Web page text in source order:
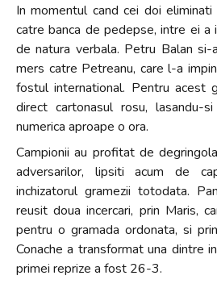
In momentul cand cei doi
catre banca de pedepse, intre ei a
de natura verbala. Petru Balan
mers catre Petreanu, care l-a
fostul international. Pentru acest
direct cartonasul rosu, lasandu-
numerica aproape o ora.
Campionii au profitat de
adversarilor, lipsiti acum de
inchizatorul gramezii totodata.
reusit doua incercari, prin Maris,
pentru o gramada ordonata, si
Conache a transformat una dintre
primei reprize a fost 26-3.